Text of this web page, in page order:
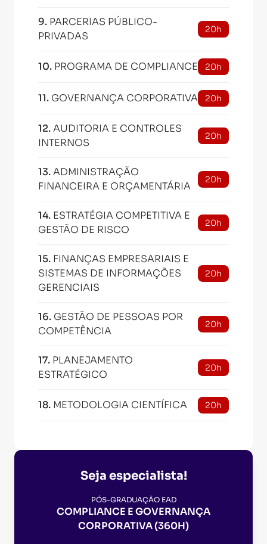
9. PARCERIAS PÚBLICO-
PRIVADAS
20h
10. PROGRAMA DE COMPLIANCE 20h
11. GOVERNANÇA CORPORATIVA 20h
12.AUDITORIA E CONTROLES
INTERNOS
20h
13.ADMINISTRAÇÃO
FINANCEIRA E ORÇAMENTÁRIA
20h
14. ESTRATÉGIA COMPETITIVA E
GESTÃO DE RISCO
20h
15. FINANÇAS EMPRESARIAIS E
SISTEMAS DE INFORMAÇÕES
GERENCIAIS
20h
16. GESTÃO DE PESSOAS POR
COMPETÊNCIA
20h
17. PLANEJAMENTO
ESTRATÉGICO
20h
18. METODOLOGIA CIENTÍFICA 20h
Seja especialista!
PÓS-GRADUAÇÃO EAD
COMPLIANCE E GOVERNANÇA
CORPORATIVA (360H)